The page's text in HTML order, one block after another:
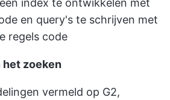
en query's te schrijven met
regels code
het zoeken
vermeld op G2,